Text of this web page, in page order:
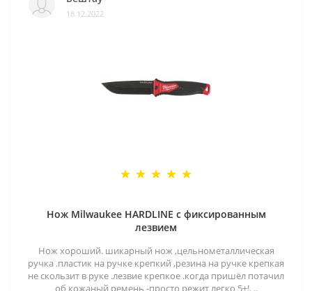
18.12.2022
Нож Milwaukee HARDLINE с фиксированным
лезвием
Нож хороший. шикарный нож ,цельнометаллическая
ручка .пластик на ручке крепкий ,резина на ручке крепкая
не скользит в руке .лезвие крепкое .когда пришёл потачил
об кожаный ремень -просто режит легко 5+!. ..